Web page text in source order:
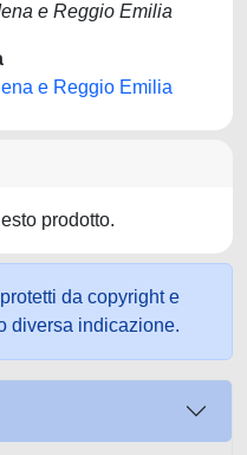
e Reggio Emilia
e Reggio Emilia
prodotto.
da copyright e
diversa indicazione.